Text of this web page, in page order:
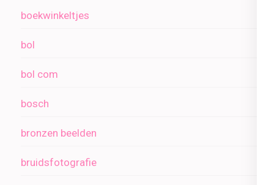
boekwinkeltjes
bol
bol com
bosch
bronzen beelden
bruidsfotografie